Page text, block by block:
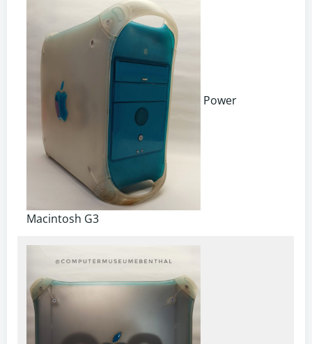
Power
Macintosh G3